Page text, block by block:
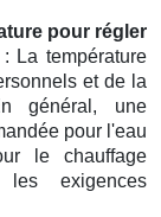
pour régler
La température
et de la
général, une
pour l'eau
le chauffage
exigences